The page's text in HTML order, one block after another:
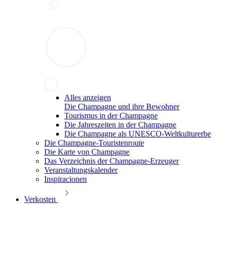
Alles anzeigen
Die Champagne und ihre Bewohner
Tourismus in der Champagne
Die Jahreszeiten in der Champagne
Die Champagne als UNESCO-Weltkulturerbe
Die Champagne-Touristenroute
Die Karte von Champagne
Das Verzeichnis der Champagne-Erzeuger
Veranstaltungskalender
Inspiracionen
Verkosten